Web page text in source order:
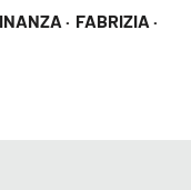
· FABRIZIA ·